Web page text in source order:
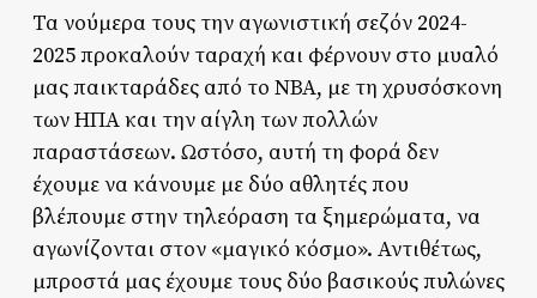
Τα νούμερα τους την αγωνιστική σεζόν 2024-
2025 προκαλούν ταραχή και φέρνουν στο μυαλό
μας παικταράδες από το ΝΒΑ, με τη χρυσόσκονη
των ΗΠΑ και την αίγλη των πολλών
παραστάσεων. Ωστόσο, αυτή τη φορά δεν
έχουμε να κάνουμε με δύο αθλητές που
βλέπουμε στην τηλεόραση τα ξημερώματα, να
αγωνίζονται στον «μαγικό κόσμο». Αντιθέτως,
μπροστά μας έχουμε τους δύο βασικούς πυλώνες